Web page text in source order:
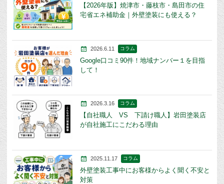
【2026年版】焼津市・藤枝市・島田市の住
宅省エネ補助金｜外壁塗装にも使える？
2026.6.11 コラム
Google口コミ90件！地域ナンバー１を目指
して！
2026.3.16 コラム
【自社職人 VS 下請け職人】岩田塗装店
が自社施工にこだわる理由
2025.11.17 コラム
外壁塗装工事中にお客様からよく聞く不安と
対策